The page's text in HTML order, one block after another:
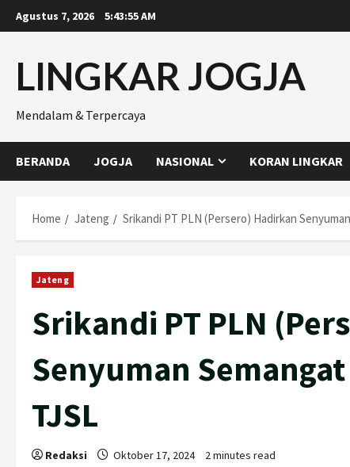
Skip
to
Agustus 7, 2026 5:43:56 AM
LINGKAR JOGJA
Mendalam & Terpercaya
BERANDA JOGJA NASIONAL KORAN LINGKAR
Home Jateng Srikandi PT PLN (Persero) Hadirkan
Jateng
Srikandi PT PLN
Senyuman
TJSL
Redaksi Oktober 17, 2024 2 minutes read